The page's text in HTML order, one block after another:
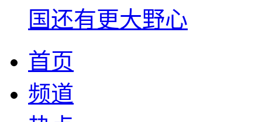
国还有更大野心
首页
频道